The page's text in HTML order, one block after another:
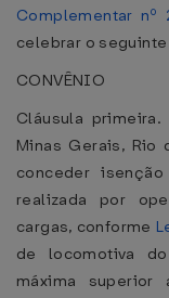
Complementar
celebrar o seguinte
CONVÊNIO
Cláusula
Minas Gerais, Rio
conceder
realizada por
cargas, conforme
de locomotiva
máxima